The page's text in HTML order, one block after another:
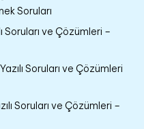
Soruları
Soruları ve Çözümleri –
Soruları ve Çözümleri
Soruları ve Çözümleri –